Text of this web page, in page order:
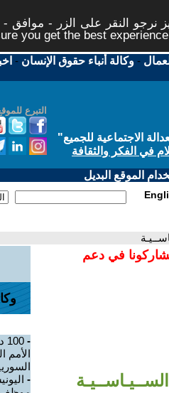
نرجو النقر على الزر - موافق
you get the best
-وكالة أنباء حقوق الإنسان -
التبرع
الاجتماعية للجميع"
في الفكر والثقافة
الموقع البديل
في دعم
-
الأمم
-